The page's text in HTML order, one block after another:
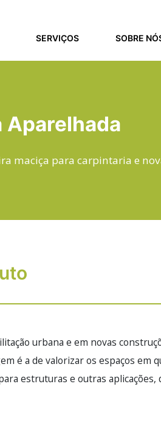
SERVIÇOS SOBRE
Aparelhada
maciça para carpintaria e
urbana e em novas
é a de valorizar os espaços em
estruturas e outras